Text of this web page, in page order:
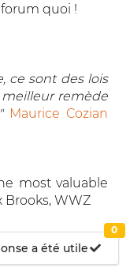
quoi !
ce sont des lois
remède
Maurice Cozian
most valuable
Brooks, WWZ
a été utile
0